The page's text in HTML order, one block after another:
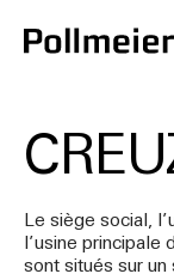
Le siège social,
l’usine principale
sont situés sur